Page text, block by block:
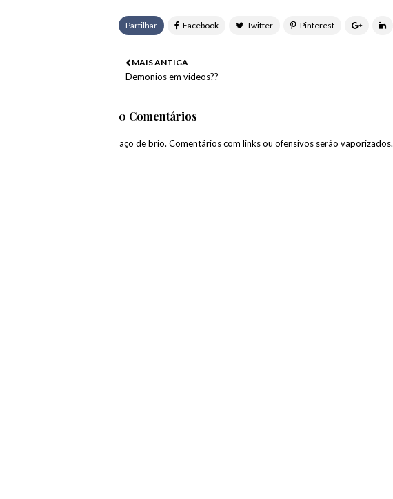
Partilhar
MAIS ANTIGA
Demonios em videos??
0 Comentários
paço de brio. Comentários com links ou ofensivos serão vaporizados.